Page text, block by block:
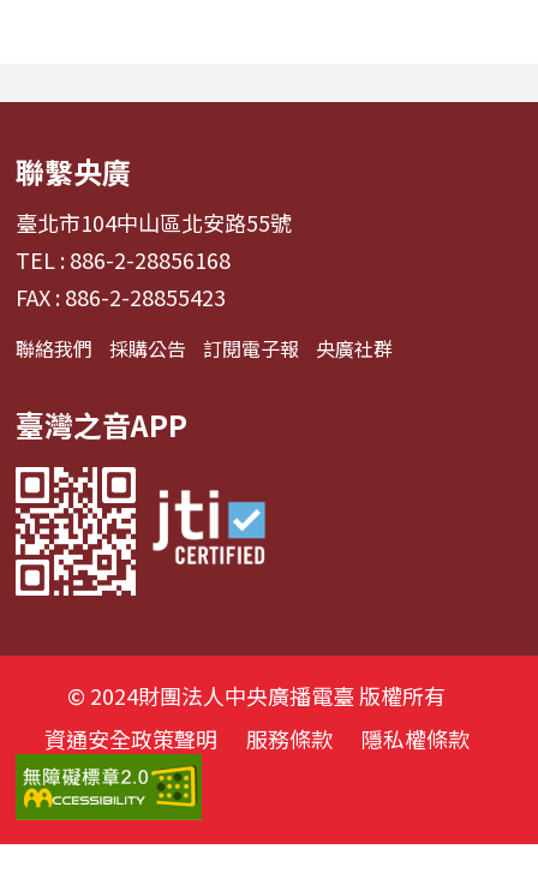
啦啦隊...
舞、想流淚...
聯繫央廣
臺北市104中山區北安路55號
TEL : 886-2-28856168
FAX : 886-2-28855423
聯絡我們 採購公告 訂閱電子報 央廣社群
臺灣之音APP
© 2024財團法人中央廣播電臺 版權所有
資通安全政策聲明
服務條款 隱私權條款